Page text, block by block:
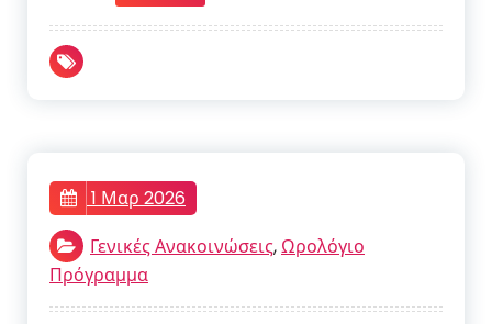
1 Μαρ 2026
Γενικές Ανακοινώσεις,Ωρολόγιο
Πρόγραμμα